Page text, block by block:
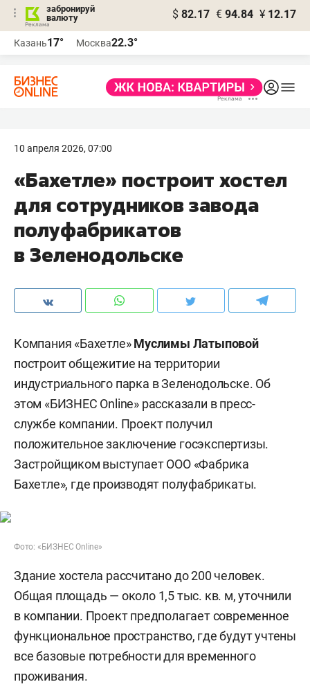
забронируй
валюту
$ 82.17 € 94.84 ¥ 12.17
Казань17° Москва22.3°
10 апреля 2026, 07:00
«Бахетле» построит хостел
для сотрудников завода
полуфабрикатов
в Зеленодольске
Компания «Бахетле»Муслимы Латыповой
построит общежитие на территории
индустриального парка в Зеленодольске. Об
этом «БИЗНЕС Online» рассказали в пресс-
службе компании. Проект получил
положительное заключение госэкспертизы.
Застройщиком выступает ООО «Фабрика
Бахетле», где производят полуфабрикаты.
Фото: «БИЗНЕС Online»
Здание хостела рассчитано до 200 человек.
Общая площадь — около 1,5 тыс. кв. м, уточнили
в компании. Проект предполагает современное
функциональное пространство, где будут учтены
все базовые потребности для временного
проживания.